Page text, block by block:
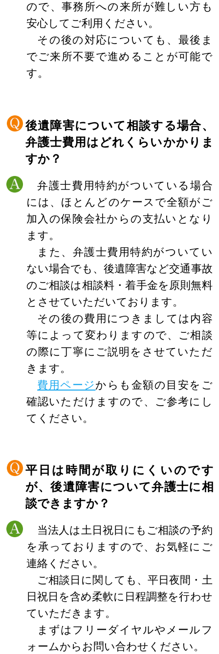
ので、事務所への来所が難しい方も
安心してご利用ください。
その後の対応についても、最後ま
でご来所不要で進めることが可能で
す。
後遺障害について相談する場合、
弁護士費用はどれくらいかかりま
すか？
弁護士費用特約がついている場合
には、ほとんどのケースで全額がご
加入の保険会社からの支払いとなり
ます。
また、弁護士費用特約がついてい
ない場合でも、後遺障害など交通事故
のご相談は相談料・着手金を原則無料
とさせていただいております。
その後の費用につきましては内容
等によって変わりますので、ご相談
の際に丁寧にご説明をさせていただ
きます。
費用ページからも金額の目安をご
確認いただけますので、ご参考にし
てください。
平日は時間が取りにくいのです
が、後遺障害について弁護士に相
談できますか？
当法人は土日祝日にもご相談の予約
を承っておりますので、お気軽にご
連絡ください。
ご相談日に関しても、平日夜間・土
日祝日を含め柔軟に日程調整を行わせ
ていただきます。
まずはフリーダイヤルやメールフ
ォームからお問い合わせください。